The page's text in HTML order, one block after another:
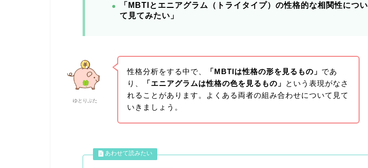
「MBTIとエニアグラム（トライタイプ）の性格的な相関性につい
て見てみたい」
ゆとりぶた
性格分析をする中で、 「MBTIは性格の形を見るもの」 であ
り、
「エニアグラムは性格の色を見るもの」 という表現がなさ
れることがあります。よくある両者の組み合わせについて見て
いきましょう。